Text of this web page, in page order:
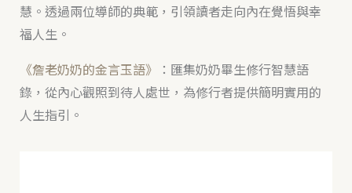
慧。透過兩位導師的典範，引領讀者走向內在覺悟與幸
福人生。
《詹老奶奶的金言玉語》
：匯集奶奶畢生修行智慧語
錄，從內心觀照到待人處世，為修行者提供簡明實用的
人生指引。